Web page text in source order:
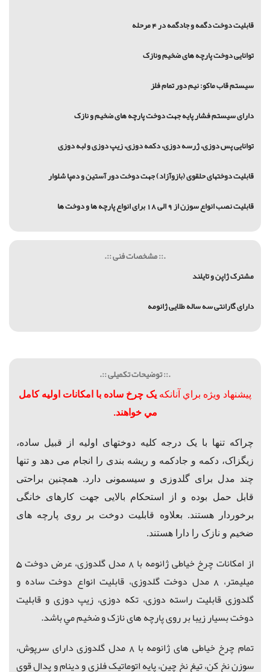
قابلیت دوخت دگمه و جادگمه در 4 مرحله
توانایی دوخت پارچه های ضخیم ونازک
سیستم قاب ماکو: نیم دور تمام فلز
دارای سیستم فشار پایه جهت دوخت پارچه های ضخیم و نازک
توانایی پس دوزی، ژرسه دوزی، دکمه دوزی، زیپ دوزی و لبه دوزی
قابلیت دوختهای حلقوی (بازوآزاد) جهت دوخت دور آستین و دمپا شلوار
قابلیت نصب انواع سوزن از 9 الی 18 برای انواع پارچه ها و دوخت ها
.:: مشخصات فنی ::.
مشترک ژاپن و تایلند
دارای گارانتی سه ساله طلایی ژانومه
.:: توضیحات تکمیلی ::.
پيشنهاد ويژه براي آنانكه یک چرخ ساده با امکانات اولیه کامل
مي خواهند.
چراکه تنها با یک درجه کلیه دوختهای اولیه از قبیل ساده،
زیگزاک، دکمه و جادکمه و ریشه بندی را انجام می دهد و تنها
چند مدل برای گلدوزی و سیسمونی دارد. همچنین براحتی
قابل حمل بوده و از
استحکام بالایی جهت کارهای خانگی
برخوردار هستند. بعلاوه قابلیت دوخت بر روی پارچه های
ضخیم و نازک را دارا هستند.
از امكانات چرخ خیاطی ژانومه با 8 مدل گلدوزی، عرض دوخت 5
میلیمتر، 8 مدل دوخت گلدوزی، قابلیت انواع دوخت ساده و
گلدوزی قابلیت راسته دوزی، تکه دوزی، زیپ دوزی و قابلیت
دوخت بسیار زیبابر روی پارچه های نازک و ضخیم مي باشد.
تمام چرخ خیاطی های ژانومه با 8 مدل گلدوزی دارای سرپوش،
سوزن نخ کن، تیغ نخ چین، پایه اتوماتیک فلزی و دینام و پدال قوی